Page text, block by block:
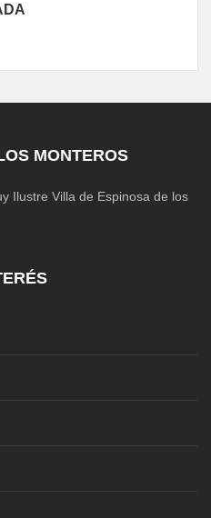
MONTEROS
Ilustre Villa de Espinosa de los